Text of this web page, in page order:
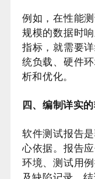
例如，在性能
规模的数据时
指标，就需要
统负载、硬件
析和优化。
四、编制详实
软件测试报告
心依据。报告
环境、测试用